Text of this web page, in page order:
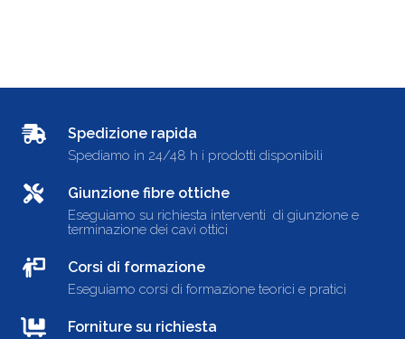
Spedizione rapida
Spediamo in 24/48 h i prodotti disponibili
Giunzione fibre ottiche
Eseguiamo su richiesta interventi di giunzione e
terminazione dei cavi ottici
Corsi di formazione
Eseguiamo corsi di formazione teorici e pratici
Forniture su richiesta